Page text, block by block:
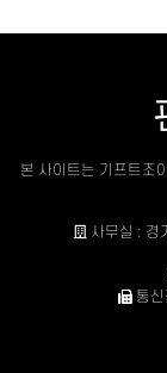
본 사이트는 기프트조
사무실 : 경
통